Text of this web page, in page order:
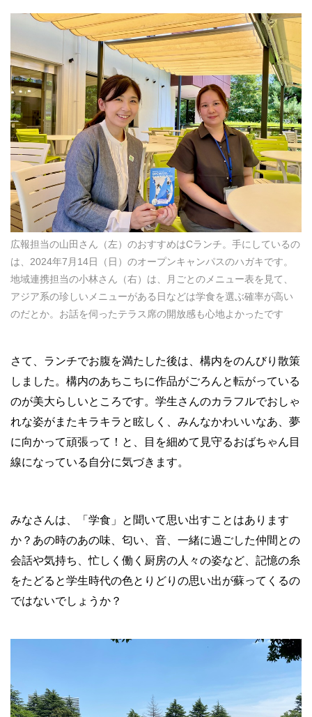
広報担当の山田さん（左）のおすすめはCランチ。手にしているの
は、2024年7月14日（日）のオープンキャンパスのハガキです。
地域連携担当の小林さん（右）は、月ごとのメニュー表を見て、
アジア系の珍しいメニューがある日などは学食を選ぶ確率が高い
のだとか。お話を伺ったテラス席の開放感も心地よかったです
さて、ランチでお腹を満たした後は、構内をのんびり散策
しました。構内のあちこちに作品がごろんと転がっている
のが美大らしいところです。学生さんのカラフルでおしゃ
れな姿がまたキラキラと眩しく、みんなかわいいなあ、夢
に向かって頑張って！と、目を細めて見守るおばちゃん目
線になっている自分に気づきます。
みなさんは、「学食」と聞いて思い出すことはあります
か？あの時のあの味、匂い、音、一緒に過ごした仲間との
会話や気持ち、忙しく働く厨房の人々の姿など、記憶の糸
をたどると学生時代の色とりどりの思い出が蘇ってくるの
ではないでしょうか？